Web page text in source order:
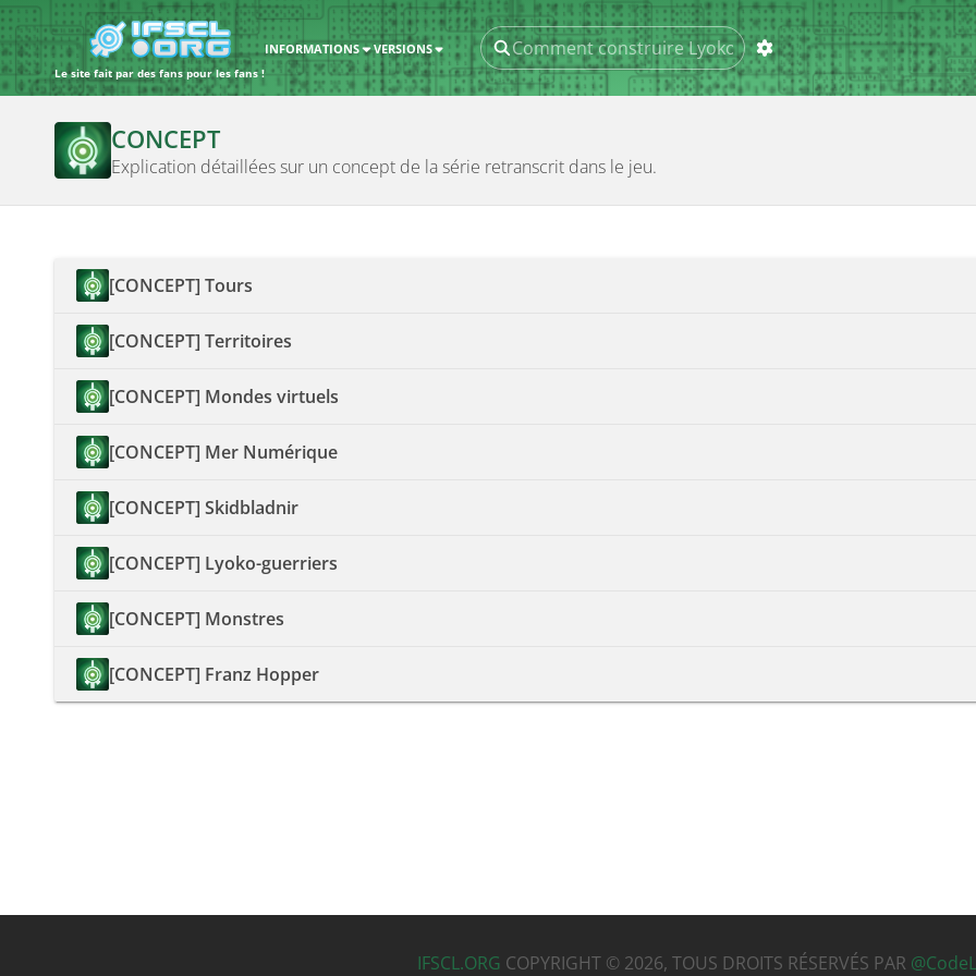
Le site fait par des fans pour les fans !
INFORMATIONS VERSIONS
CONCEPT
Explication détaillées sur un concept de la série retranscrit dans le jeu.
[CONCEPT] Tours
[CONCEPT] Territoires
[CONCEPT] Mondes virtuels
[CONCEPT] Mer Numérique
[CONCEPT] Skidbladnir
[CONCEPT] Lyoko-guerriers
[CONCEPT] Monstres
[CONCEPT] Franz Hopper
IFSCL.ORG COPYRIGHT © 2026, TOUS DROITS RÉSERVÉS PAR